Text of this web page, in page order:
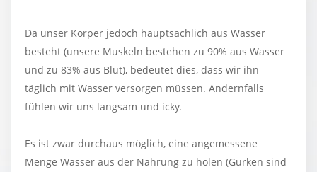
Da unser Körper jedoch hauptsächlich aus Wasser
besteht (unsere Muskeln bestehen zu 90% aus Wasser
und zu 83% aus Blut), bedeutet dies, dass wir ihn
täglich mit Wasser versorgen müssen. Andernfalls
fühlen wir uns langsam und icky.
Es ist zwar durchaus möglich, eine angemessene
Menge Wasser aus der Nahrung zu holen (Gurken sind